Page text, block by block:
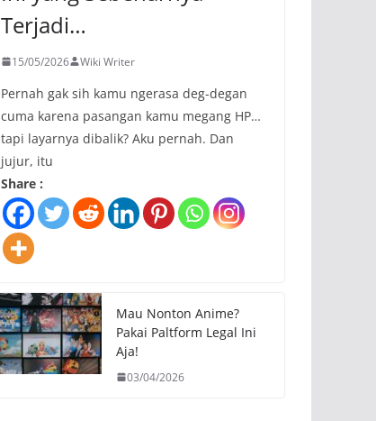
Terjadi…
15/05/2026 Wiki Writer
Pernah gak sih kamu ngerasa deg-degan
cuma karena pasangan kamu megang HP…
tapi layarnya dibalik? Aku pernah. Dan
jujur, itu
Share :
Mau Nonton Anime?
Pakai Paltform Legal Ini
Aja!
03/04/2026